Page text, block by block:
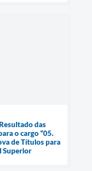
das
o cargo “05.
de Títulos para
Superior